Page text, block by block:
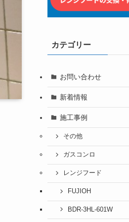
カテゴリー
お問い合わせ
新着情報
施工事例
その他
ガスコンロ
レンジフード
FUJIOH
BDR-3HL-601W